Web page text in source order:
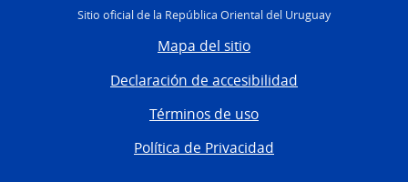
Sitio oficial de la República Oriental del Uruguay
Mapa del sitio
Declaración de accesibilidad
Términos de uso
Política de Privacidad